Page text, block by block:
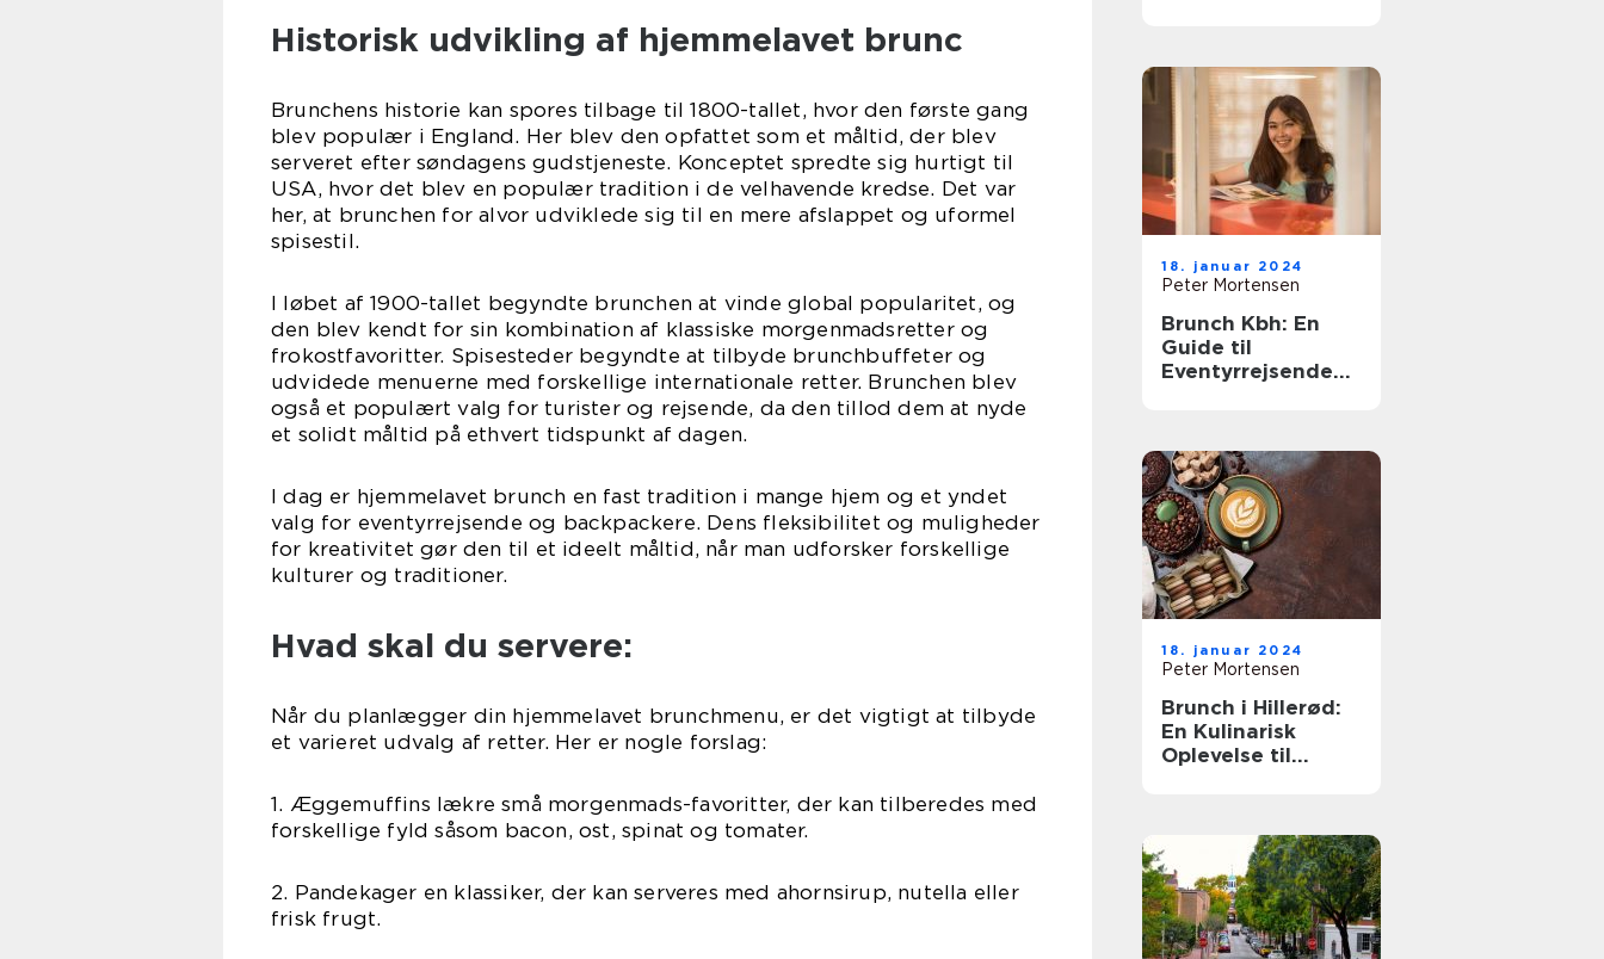
Historisk udvikling af hjemmelavet brunc
Brunchens historie kan spores tilbage til 1800-tallet, hvor den første gang
blev populær i England. Her blev den opfattet som et måltid, der blev
serveret efter søndagens gudstjeneste. Konceptet spredte sig hurtigt til
USA, hvor det blev en populær tradition i de velhavende kredse. Det var
her, at brunchen for alvor udviklede sig til en mere afslappet og uformel
spisestil.
I løbet af 1900-tallet begyndte brunchen at vinde global popularitet, og
den blev kendt for sin kombination af klassiske morgenmadsretter og
frokostfavoritter. Spisesteder begyndte at tilbyde brunchbuffeter og
udvidede menuerne med forskellige internationale retter. Brunchen blev
også et populært valg for turister og rejsende, da den tillod dem at nyde
et solidt måltid på ethvert tidspunkt af dagen.
I dag er hjemmelavet brunch en fast tradition i mange hjem og et yndet
valg for eventyrrejsende og backpackere. Dens fleksibilitet og muligheder
for kreativitet gør den til et ideelt måltid, når man udforsker forskellige
kulturer og traditioner.
Hvad skal du servere:
Når du planlægger din hjemmelavet brunchmenu, er det vigtigt at tilbyde
et varieret udvalg af retter. Her er nogle forslag:
1. Æggemuffins lækre små morgenmads-favoritter, der kan tilberedes med
forskellige fyld såsom bacon, ost, spinat og tomater.
2. Pandekager en klassiker, der kan serveres med ahornsirup, nutella eller
frisk frugt.
18. januar 2024
Peter Mortensen
Brunch Kbh: En
Guide til
Eventyrrejsende
18. januar 2024
Peter Mortensen
Brunch i Hillerød:
En Kulinarisk
Oplevelse til